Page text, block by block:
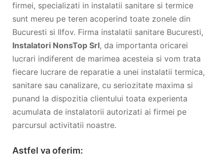
firmei, specializati in instalatii sanitare si termice
sunt mereu pe teren acoperind toate zonele din
Bucuresti si Ilfov. Firma instalatii sanitare Bucuresti,
Instalatori NonsTop Srl, da importanta oricarei
lucrari indiferent de marimea acesteia si vom trata
fiecare lucrare de reparatie a unei instalatii termica,
sanitare sau canalizare, cu seriozitate maxima si
punand la dispozitia clientului toata experienta
acumulata de instalatorii autorizati ai firmei pe
parcursul activitatii noastre.
Astfel va oferim: